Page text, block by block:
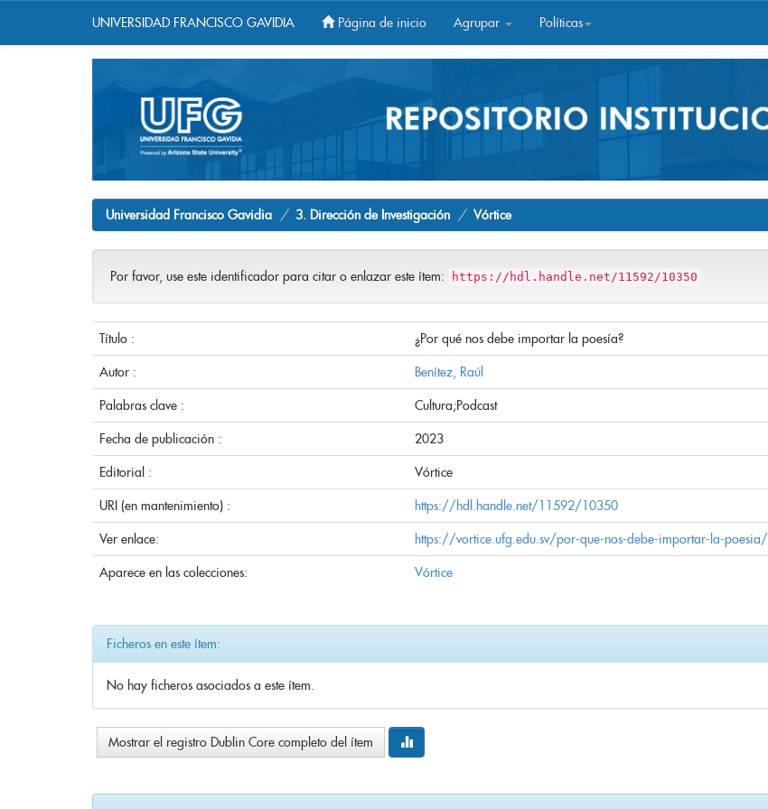
UNIVERSIDAD FRANCISCO GAVIDIA Página de inicio Agrupar Políticas
Universidad Francisco Gavidia 3. Dirección de Investigación Vórtice
Por favor, use este identificador para citar o enlazar este ítem: https://hdl.handle.net/11592/10350
Título : ¿Por qué nos debe importar la poesía?
Autor : Benítez, Raúl
Palabras clave : Cultura;Podcast
Fecha de publicación : 2023
Editorial : Vórtice
URI (en mantenimiento) : https://hdl.handle.net/11592/10350
Ver enlace: https://vortice.ufg.edu.sv/por-que-nos-debe-importar-la-poesia/
Aparece en las colecciones: Vórtice
Ficheros en este ítem:
No hay ficheros asociados a este ítem.
Mostrar el registro Dublin Core completo del ítem